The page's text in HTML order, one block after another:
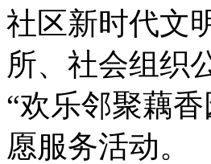
社区新时代文
所、社会组织
“欢乐邻聚藕
愿服务活动。